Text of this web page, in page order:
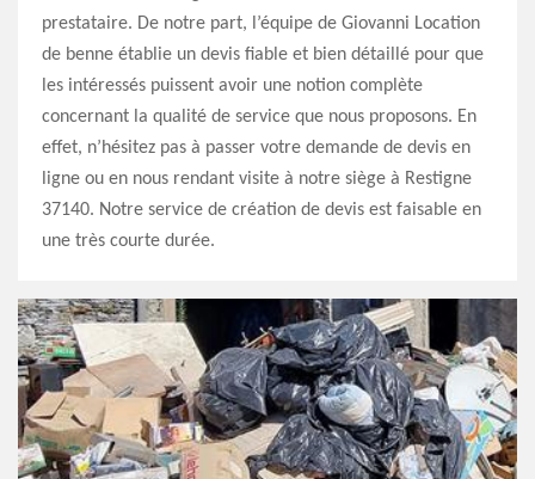
prestataire. De notre part, l’équipe de Giovanni Location
de benne établie un devis fiable et bien détaillé pour que
les intéressés puissent avoir une notion complète
concernant la qualité de service que nous proposons. En
effet, n’hésitez pas à passer votre demande de devis en
ligne ou en nous rendant visite à notre siège à Restigne
37140. Notre service de création de devis est faisable en
une très courte durée.